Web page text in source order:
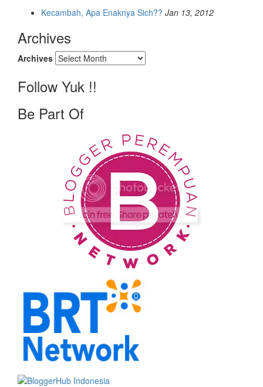
Kecambah, Apa Enaknya Sich?? Jan 13, 2012
Archives
Archives
Follow Yuk !!
Be Part Of